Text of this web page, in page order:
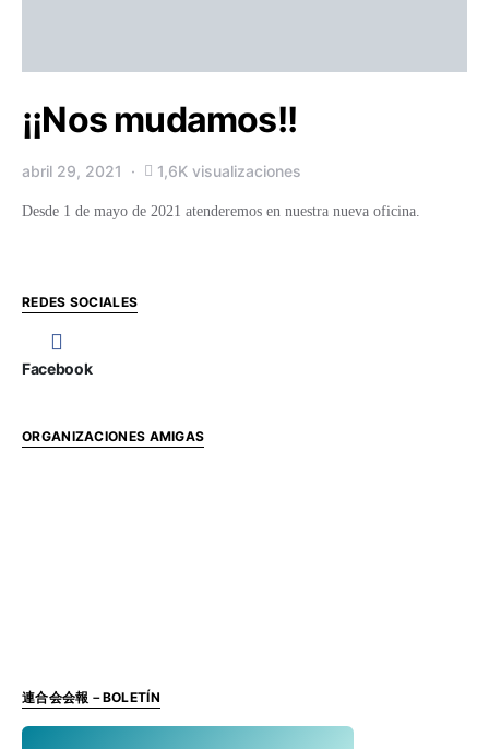
¡¡Nos mudamos!!
abril 29, 2021 1,6K visualizaciones
Desde 1 de mayo de 2021 atenderemos en nuestra nueva oficina.
REDES SOCIALES
Facebook
ORGANIZACIONES AMIGAS
連合会会報－BOLETÍN